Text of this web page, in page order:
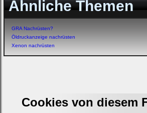
Ähnliche Themen
GRA Nachrüsten?
Öldruckanzeige nachrüsten
Xenon nachrüsten
Cookies von diesem